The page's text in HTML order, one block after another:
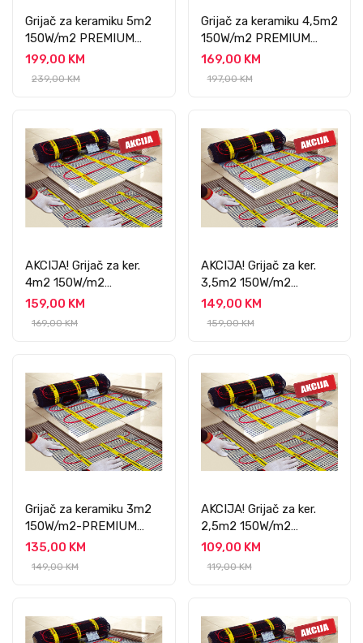
Grijač za keramiku 5m2
150W/m2 PREMIUM
PROFESSIONAL
199,00 KM
239,00 KM
Grijač za keramiku 4,5m2
150W/m2 PREMIUM
PROFESSIONAL
169,00 KM
197,00 KM
AKCIJA! Grijač za ker.
4m2 150W/m2
PREMIUM
PROFESSIONAL
159,00 KM
169,00 KM
AKCIJA! Grijač za ker.
3,5m2 150W/m2
PREMIUM
PROFESSIONAL
149,00 KM
159,00 KM
Grijač za keramiku 3m2
150W/m2-PREMIUM
PROFESSIONAL
135,00 KM
149,00 KM
AKCIJA! Grijač za ker.
2,5m2 150W/m2
PREMIUM
PROFESSIONAL
109,00 KM
119,00 KM